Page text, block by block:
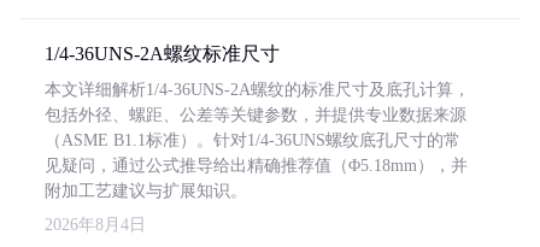
1/4-36UNS-2A螺纹标准尺寸
本文详细解析1/4-36UNS-2A螺纹的标准尺寸及底孔计算，
包括外径、螺距、公差等关键参数，并提供专业数据来源
（ASME B1.1标准）。针对1/4-36UNS螺纹底孔尺寸的常
见疑问，通过公式推导给出精确推荐值（Φ5.18mm），并
附加工艺建议与扩展知识。
2026年8月4日